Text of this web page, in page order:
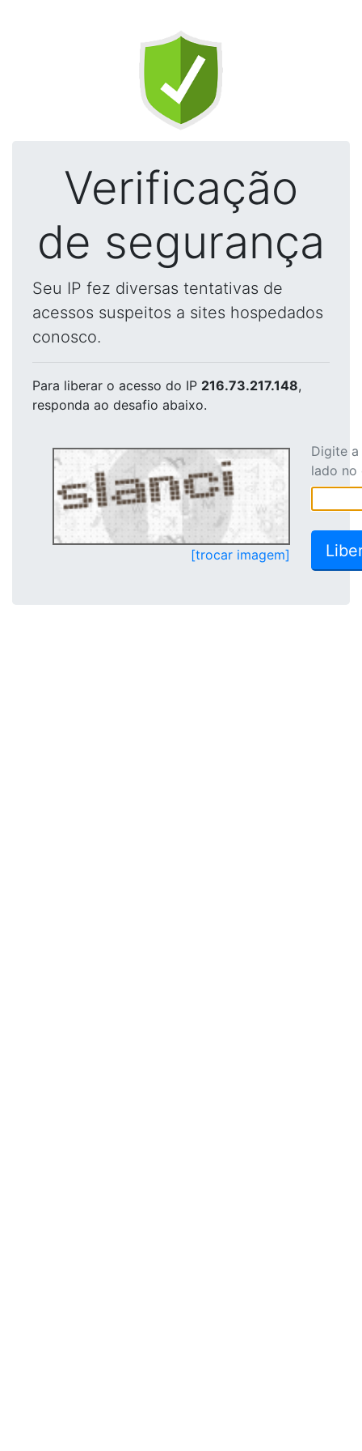
Verificação
de segurança
Seu IP fez diversas tentativas de
acessos suspeitos a sites hospedados
conosco.
Para liberar o acesso do IP 216.73.217.148,
responda ao desafio abaixo.
[trocar imagem]
Digite
lado no